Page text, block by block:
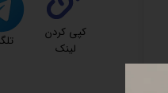
کپی کردن
لینک